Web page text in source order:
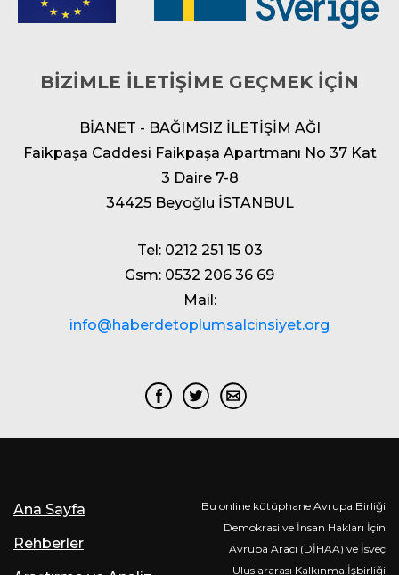
BİZİMLE İLETİŞİME GEÇMEK İÇİN
BİANET - BAĞIMSIZ İLETİŞİM AĞI
Faikpaşa Caddesi Faikpaşa Apartmanı No 37 Kat
3 Daire 7-8
34425 Beyoğlu İSTANBUL
Tel: 0212 251 15 03
Gsm: 0532 206 36 69
Mail:
info@haberdetoplumsalcinsiyet.org
Ana Sayfa
Rehberler
Bu online kütüphane Avrupa Birliği
Demokrasi ve İnsan Hakları İçin
Avrupa Aracı (DİHAA) ve İsveç
Uluslararası Kalkınma İşbirliği